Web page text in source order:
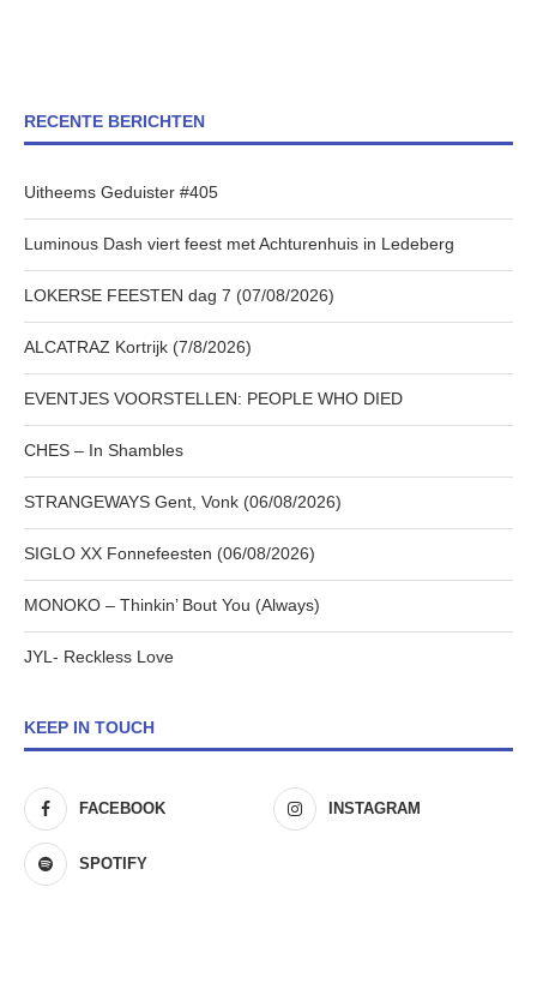
RECENTE BERICHTEN
Uitheems Geduister #405
Luminous Dash viert feest met Achturenhuis in Ledeberg
LOKERSE FEESTEN dag 7 (07/08/2026)
ALCATRAZ Kortrijk (7/8/2026)
EVENTJES VOORSTELLEN: PEOPLE WHO DIED
CHES – In Shambles
STRANGEWAYS Gent, Vonk (06/08/2026)
SIGLO XX Fonnefeesten (06/08/2026)
MONOKO – Thinkin’ Bout You (Always)
JYL- Reckless Love
KEEP IN TOUCH
FACEBOOK INSTAGRAM
SPOTIFY